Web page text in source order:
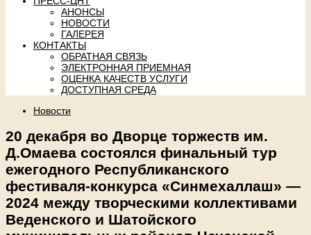
АНОНСЫ
НОВОСТИ
ГАЛЕРЕЯ
КОНТАКТЫ
ОБРАТНАЯ СВЯЗЬ
ЭЛЕКТРОННАЯ ПРИЕМНАЯ
ОЦЕНКА КАЧЕСТВ УСЛУГИ
ДОСТУПНАЯ СРЕДА
Новости
20 декабря во Дворце торжеств им.
Д.Омаева состоялся финальный тур
ежегодного Республиканского
фестиваля-конкурса «Синмехаллаш» —
2024 между творческими коллективами
Веденского и Шатойского